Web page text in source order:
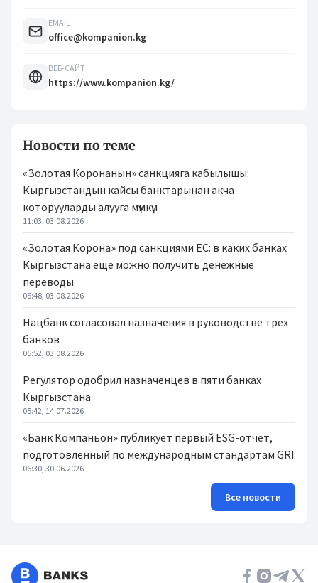
EMAIL
office@kompanion.kg
ВЕБ-САЙТ
https://www.kompanion.kg/
Новости по теме
«Золотая Коронанын» санкцияга кабылышы:
Кыргызстандын кайсы банктарынан акча
которууларды алууга мүмкүн
11:03, 03.08.2026
«Золотая Корона» под санкциями ЕС: в каких банках
Кыргызстана еще можно получить денежные
переводы
08:48, 03.08.2026
Нацбанк согласовал назначения в руководстве трех
банков
05:52, 03.08.2026
Регулятор одобрил назначенцев в пяти банках
Кыргызстана
05:42, 14.07.2026
«Банк Компаньон» публикует первый ESG-отчет,
подготовленный по международным стандартам GRI
06:30, 30.06.2026
Все новости